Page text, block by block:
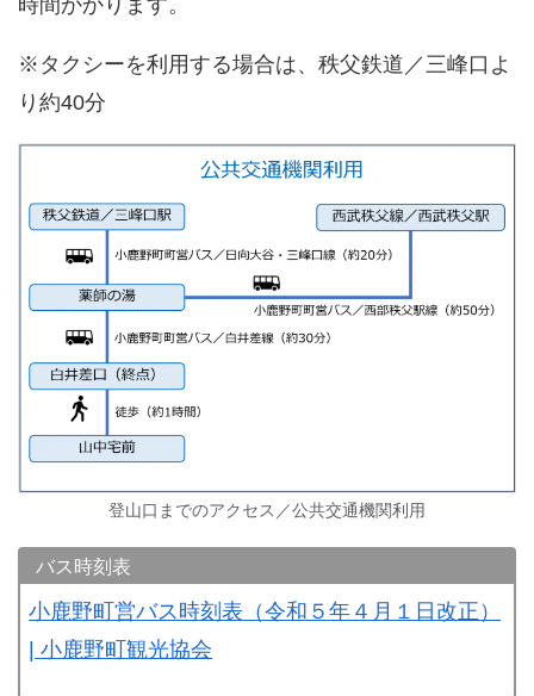
※タクシーを利用する場合は、秩父鉄道／三峰口よ
り約40分
登山口までのアクセス／公共交通機関利用
バス時刻表
小鹿野町営バス時刻表（令和５年４月１日改正）
| 小鹿野町観光協会